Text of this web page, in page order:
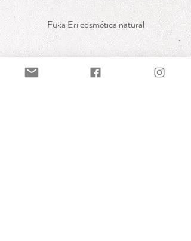
Fuka Eri cosmética natural